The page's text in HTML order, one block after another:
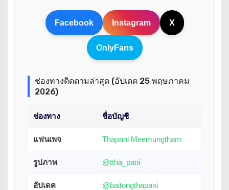
Facebook Instagram X
OnlyFans
ช่องทางติดตามล่าสุด (อัปเดต 25 พฤษภาคม
2026)
ช่องทาง ชื่อบัญชี
แฟนเพจ Thapani Meemungtham
รูปภาพ @ttha_pani
อัปเดต @baitongthapani